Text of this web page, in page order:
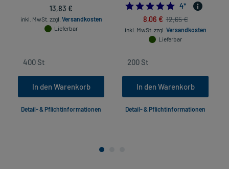
13,83 €
inkl. MwSt. zzgl. Versandkosten
Lieferbar
In den Warenkorb
Detail- & Pflichtinformationen
4.75
4*
8,06 € 12,65 €
inkl. MwSt. zzgl. Versandkosten
Lieferbar
In den Warenkorb
Detail- & Pflichtinformationen